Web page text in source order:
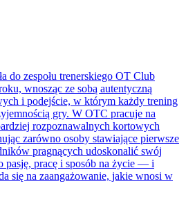
do zespołu trenerskiego OT Club
wnosząc ze sobą autentyczną
i podejście, w którym każdy trening
gry. W OTC pracuje na
rozpoznawalnych kortowych
zarówno osoby stawiające pierwsze
pragnących udoskonalić swój
pasję, pracę i sposób na życie — i
się na zaangażowanie, jakie wnosi w